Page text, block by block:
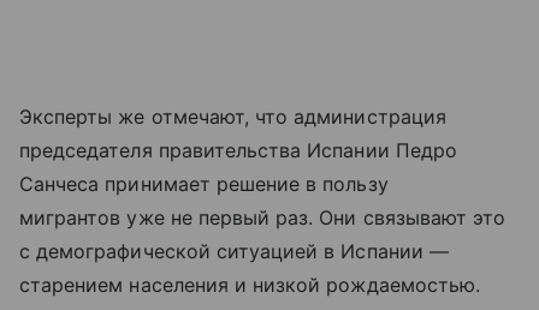
Эксперты же отмечают, что администрация
председателя правительства Испании Педро
Санчеса принимает решение в пользу
мигрантов уже не первый раз. Они связывают это
с демографической ситуацией в Испании —
старением населения и низкой рождаемостью.